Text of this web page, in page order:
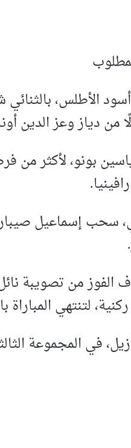
الأطلس،
بونو، لأكثر من
قرر وهبي، سحب
من تصويبة
لتنتهي المباراة
في المجموعة